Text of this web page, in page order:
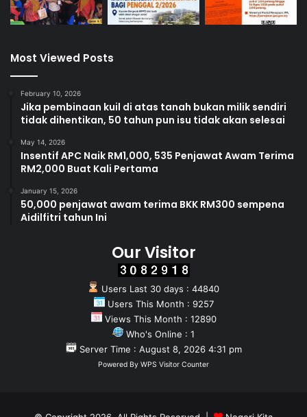
Most Viewed Posts
February 10, 2026
Jika pembinaan kuil di atas tanah bukan milik sendiri
tidak dihentikan, 50 tahun pun isu tidak akan selesai
May 14, 2026
Insentif APC Naik RM1,000, 535 Penjawat Awam Terima
RM2,000 Buat Kali Pertama
January 15, 2026
50,000 penjawat awam terima BKK RM300 sempena
Aidilfitri tahun Ini
Our Visitor
Users Last 30 days : 44840
Users This Month : 9257
Views This Month : 12890
Who's Online : 1
Server Time : August 8, 2026 4:31 pm
Powered By WPS Visitor Counter